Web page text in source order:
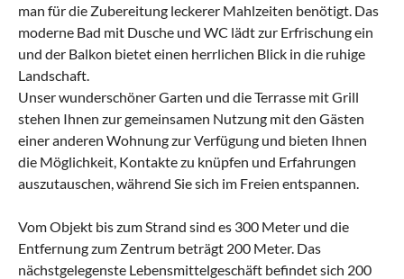
man für die Zubereitung leckerer Mahlzeiten benötigt. Das
moderne Bad mit Dusche und WC lädt zur Erfrischung ein
und der Balkon bietet einen herrlichen Blick in die ruhige
Landschaft.
Unser wunderschöner Garten und die Terrasse mit Grill
stehen Ihnen zur gemeinsamen Nutzung mit den Gästen
einer anderen Wohnung zur Verfügung und bieten Ihnen
die Möglichkeit, Kontakte zu knüpfen und Erfahrungen
auszutauschen, während Sie sich im Freien entspannen.
Vom Objekt bis zum Strand sind es 300 Meter und die
Entfernung zum Zentrum beträgt 200 Meter. Das
nächstgelegenste Lebensmittelgeschäft befindet sich 200